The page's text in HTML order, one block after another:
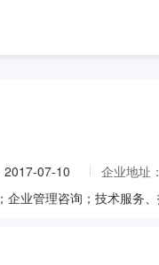
2017-07-10 企业地址：